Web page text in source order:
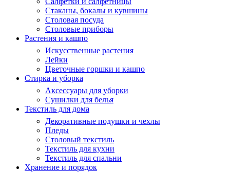
Стаканы, бокалы и кувшины
Столовая посуда
Столовые приборы
Растения и кашпо
Искусственные растения
Лейки
Цветочные горшки и кашпо
Стирка и уборка
Аксессуары для уборки
Сушилки для белья
Текстиль для дома
Декоративные подушки и чехлы
Пледы
Столовый текстиль
Текстиль для кухни
Текстиль для спальни
Хранение и порядок